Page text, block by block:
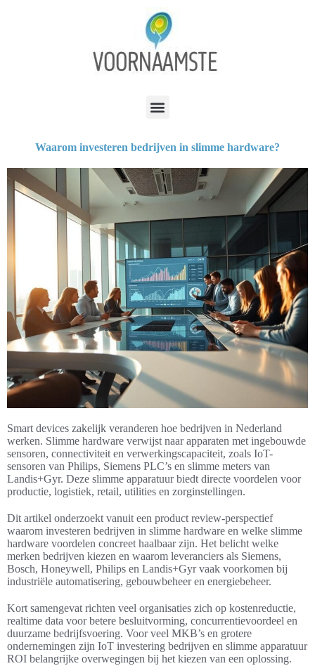
Waarom investeren bedrijven in slimme hardware?
Smart devices zakelijk veranderen hoe bedrijven in Nederland
werken. Slimme hardware verwijst naar apparaten met ingebouwde
sensoren, connectiviteit en verwerkingscapaciteit, zoals IoT-
sensoren van Philips, Siemens PLC’s en slimme meters van
Landis+Gyr. Deze slimme apparatuur biedt directe voordelen voor
productie, logistiek, retail, utilities en zorginstellingen.
Dit artikel onderzoekt vanuit een product review-perspectief
waarom investeren bedrijven in slimme hardware en welke slimme
hardware voordelen concreet haalbaar zijn. Het belicht welke
merken bedrijven kiezen en waarom leveranciers als Siemens,
Bosch, Honeywell, Philips en Landis+Gyr vaak voorkomen bij
industriële automatisering, gebouwbeheer en energiebeheer.
Kort samengevat richten veel organisaties zich op kostenreductie,
realtime data voor betere besluitvorming, concurrentievoordeel en
duurzame bedrijfsvoering. Voor veel MKB’s en grotere
ondernemingen zijn IoT investering bedrijven en slimme apparatuur
ROI belangrijke overwegingen bij het kiezen van een oplossing.